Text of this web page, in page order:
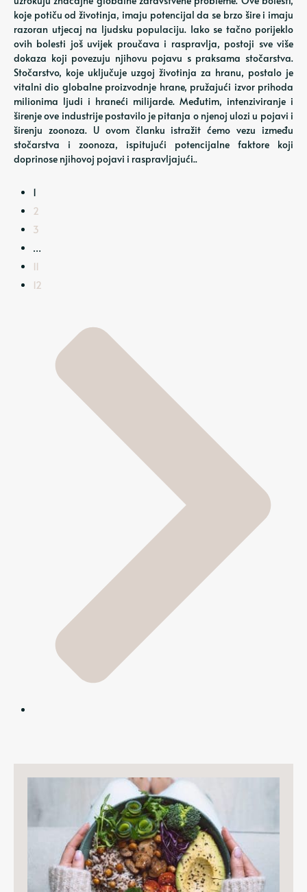
koje potiču od životinja, imaju potencijal da se brzo šire i imaju
razoran utjecaj na ljudsku populaciju. Iako se tačno porijeklo
ovih bolesti još uvijek proučava i raspravlja, postoji sve više
dokaza koji povezuju njihovu pojavu s praksama stočarstva.
Stočarstvo, koje uključuje uzgoj životinja za hranu, postalo je
vitalni dio globalne proizvodnje hrane, pružajući izvor prihoda
milionima ljudi i hraneći milijarde. Međutim, intenziviranje i
širenje ove industrije postavilo je pitanja o njenoj ulozi u pojavi i
širenju zoonoza. U ovom članku istražit ćemo vezu između
stočarstva i zoonoza, ispitujući potencijalne faktore koji
doprinose njihovoj pojavi i raspravljajući..
1
2
3
…
11
12